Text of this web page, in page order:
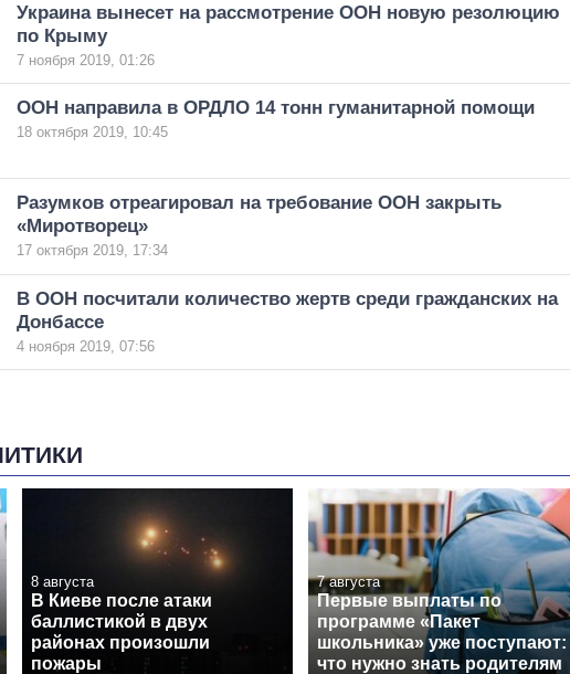
Украина вынесет на рассмотрение ООН новую резолюцию
по Крыму
7 ноября 2019, 01:26
ООН направила в ОРДЛО 14 тонн гуманитарной помощи
18 октября 2019, 10:45
Разумков отреагировал на требование ООН закрыть
«Миротворец»
17 октября 2019, 17:34
В ООН посчитали количество жертв среди гражданских на
Донбассе
4 ноября 2019, 07:56
8 августа
В Киеве после атаки
баллистикой в двух
районах произошли
пожары
7 августа
Первые выплаты по
программе «Пакет
школьника» уже поступают:
что нужно знать родителям